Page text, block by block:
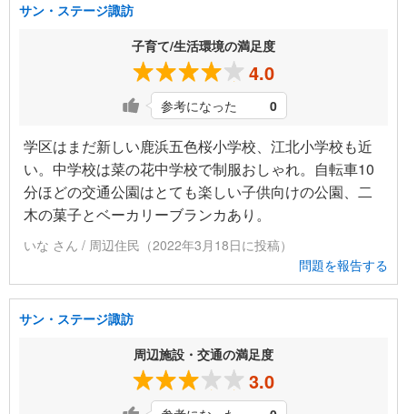
サン・ステージ諏訪
子育て/生活環境の満足度
4.0
参考になった 0
学区はまだ新しい鹿浜五色桜小学校、江北小学校も近
い。中学校は菜の花中学校で制服おしゃれ。自転車10
分ほどの交通公園はとても楽しい子供向けの公園、二
木の菓子とベーカリーブランカあり。
いな さん / 周辺住民（2022年3月18日に投稿）
問題を報告する
サン・ステージ諏訪
周辺施設・交通の満足度
3.0